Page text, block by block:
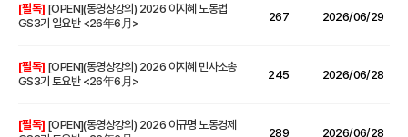
[필독] [OPEN](동영상강의) 2026 이지혜 노동법
GS3기 일요반 <26年6月>
267 2026/06/29
[필독] [OPEN](동영상강의) 2026 이지혜 민사소송
GS3기 토요반 <26年6月>
245 2026/06/28
[필독] [OPEN](동영상강의) 2026 이규명 노동경제
289 2026/06/28